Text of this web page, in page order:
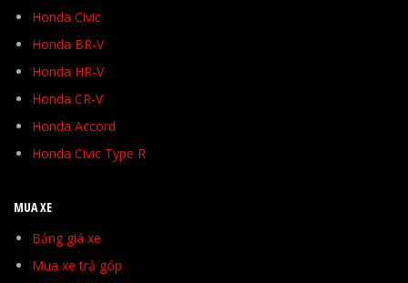
Honda Civic
Honda BR-V
Honda HR-V
Honda CR-V
Honda Accord
Honda Civic Type R
MUA XE
Bảng giá xe
Mua xe trả góp